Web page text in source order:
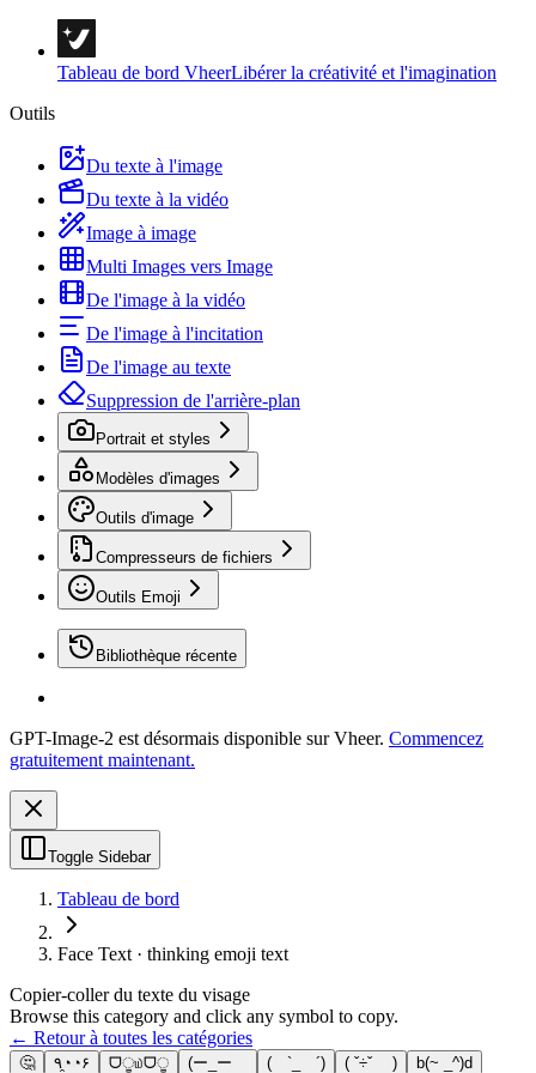
Tableau de bord VheerLibérer la créativité et l'imagination
Outils
Du texte à l'image
Du texte à la vidéo
Image à image
Multi Images vers Image
De l'image à la vidéo
De l'image à l'incitation
De l'image au texte
Suppression de l'arrière-plan
Portrait et styles
Modèles d'images
Outils d'image
Compresseurs de fichiers
Outils Emoji
Bibliothèque récente
GPT-Image-2 est désormais disponible sur Vheer. Commencez
gratuitement maintenant.
Toggle Sidebar
Tableau de bord
Face Text · thinking emoji text
Copier-coller du texte du visage
Browse this category and click any symbol to copy.
← Retour à toutes les catégories
🤔 ٩◔̯◔۶ ᗜੂ௰ᗜੂ (ー_ーゞ ( `_ゝ´) ( ˇ÷ˇ ) b(~ _^)d